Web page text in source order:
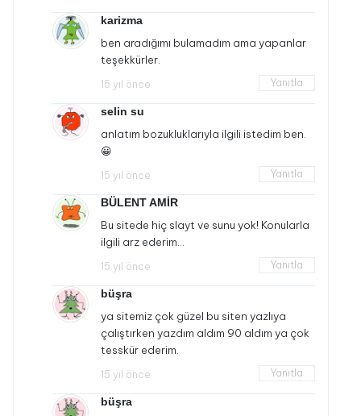
karizma
ben aradığımı bulamadım ama yapanlar
teşekkürler.
15 yıl önce Yanıtla
selin su
anlatım bozukluklarıyla ilgili istedim ben.
😀
15 yıl önce Yanıtla
BÜLENT AMİR
Bu sitede hiç slayt ve sunu yok! Konularla
ilgili arz ederim…
15 yıl önce Yanıtla
büşra
ya sitemiz çok güzel bu siten yazlıya
çalıştırken yazdım aldım 90 aldım ya çok
tesskür ederim.
15 yıl önce Yanıtla
büşra